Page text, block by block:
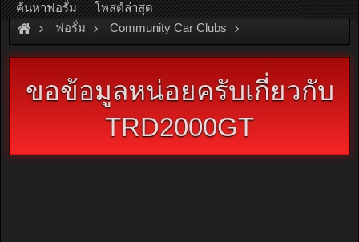
ฟอรั่ม Community Car Clubs
Toyota Car Clubs MR2 Club
ขอข้อมูลหน่อยครับเกี่ยวกับ
TRD2000GT
ค้นหาฟอรั่ม โพสต์ล่าสุด